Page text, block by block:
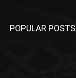
POPULAR POSTS